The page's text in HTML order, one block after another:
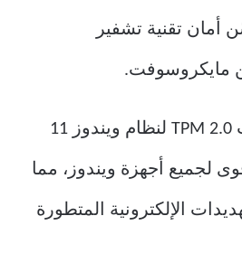
أمان تقنية تشفير
مايكروسوفت.
تتطلب مايكروسوفت TPM 2.0 لنظام ويندوز 11
لجميع أجهزة ويندوز، مما
الإلكترونية المتطورة